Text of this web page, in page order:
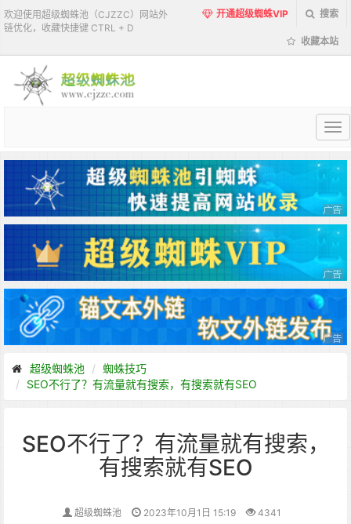
欢迎使用超级蜘蛛池（CJZZC）网站外
链优化，收藏快捷键 CTRL + D
开通超级蜘蛛VIP 搜索
收藏本站
超
蜘
蛛
池
超级蜘蛛池
蜘蛛技巧
SEO不行了？有流量就有搜索，有搜索就有SEO
SEO不行了？有流量就有搜索，
有搜索就有SEO
超级蜘蛛池 2023年10月1日 15:19 4341